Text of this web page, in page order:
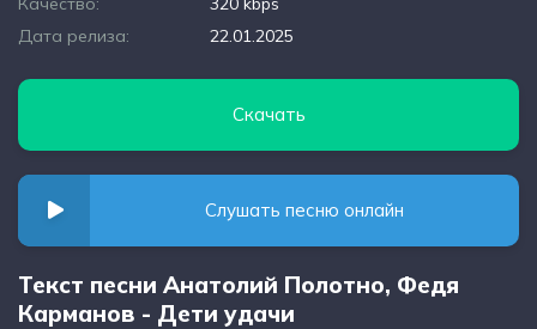
Дата релиза:
22.01.2025
Скачать
Слушать песню онлайн
Текст песни Анатолий Полотно, Федя
Карманов - Дети удачи